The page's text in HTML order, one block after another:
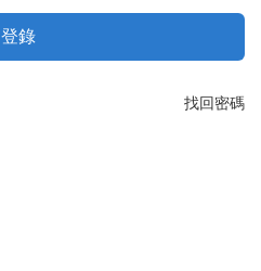
登錄
找回密碼